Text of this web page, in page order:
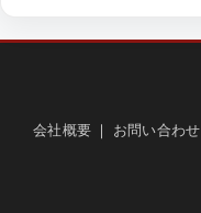
会社概要 ｜ お問い合わせ